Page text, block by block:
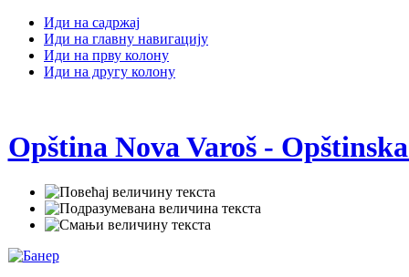
Иди на садржај
Иди на главну навигацију
Иди на прву колону
Иди на другу колону
Opština Nova Varoš -